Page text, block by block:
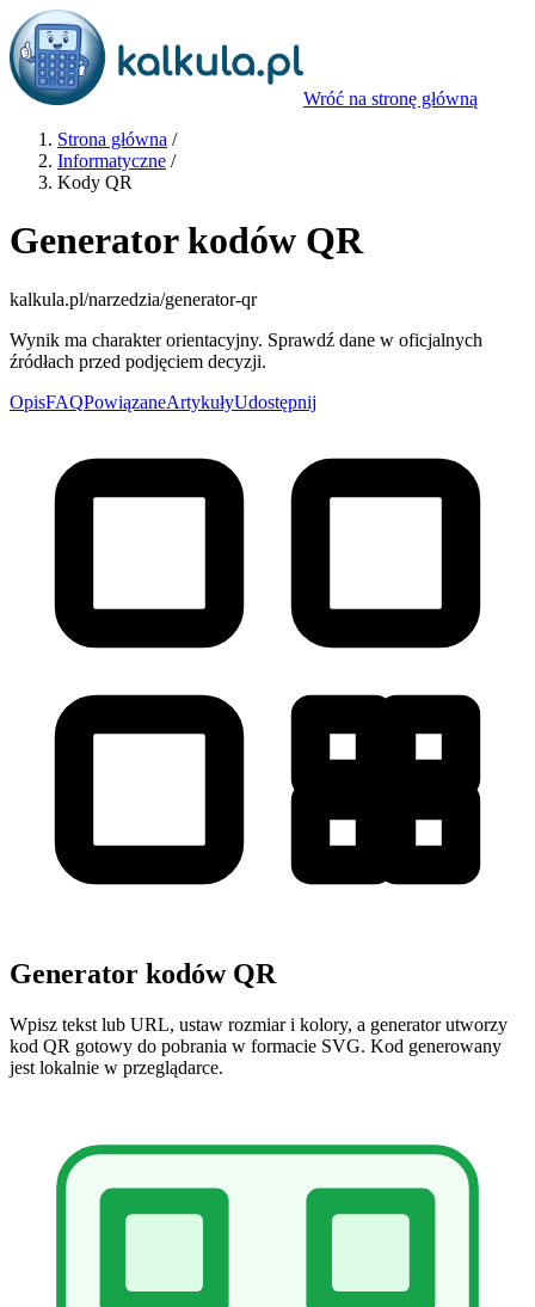
Wróć na stronę główną
Strona główna /
Informatyczne /
Kody QR
Generator kodów QR
kalkula.pl/narzedzia/generator-qr
Wynik ma charakter orientacyjny. Sprawdź dane w oficjalnych
źródłach przed podjęciem decyzji.
OpisFAQPowiązaneArtykułyUdostępnij
Generator kodów QR
Wpisz tekst lub URL, ustaw rozmiar i kolory, a generator utworzy
kod QR gotowy do pobrania w formacie SVG. Kod generowany
jest lokalnie w przeglądarce.